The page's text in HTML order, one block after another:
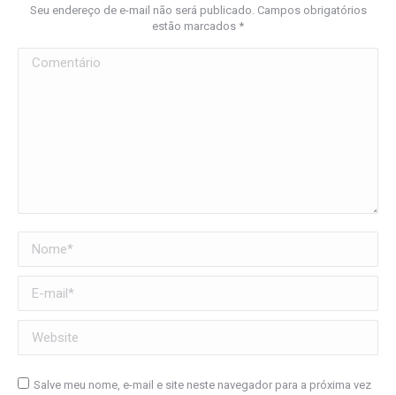
Seu endereço de e-mail não será publicado. Campos obrigatórios
estão marcados *
Comentário
Nome *
E-mail *
Website
Salve meu nome, e-mail e site neste navegador para a próxima vez